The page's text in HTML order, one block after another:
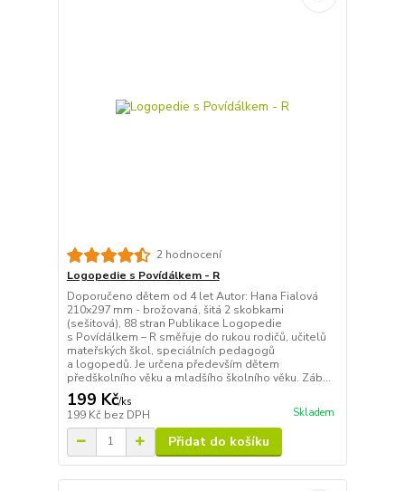
2 hodnocení
Logopedie s Povídálkem - R
Doporučeno dětem od 4 let Autor: Hana Fialová
210x297 mm - brožovaná, šitá 2 skobkami
(sešitová), 88 stran Publikace Logopedie
s Povídálkem – R směřuje do rukou rodičů, učitelů
mateřských škol, speciálních pedagogů
a logopedů. Je určena především dětem
předškolního věku a mladšího školního věku. Záb...
199 Kč/ks
199 Kč bez DPH Skladem
Přidat do košíku